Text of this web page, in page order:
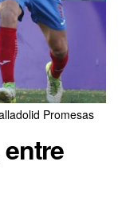
Promesas